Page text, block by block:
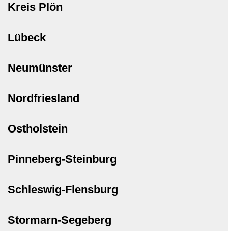
Kreis Plön
Lübeck
Neumünster
Nordfriesland
Ostholstein
Pinneberg-Steinburg
Schleswig-Flensburg
Stormarn-Segeberg